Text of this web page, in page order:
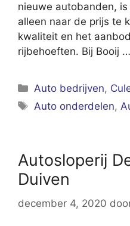
nieuwe autobanden,
alleen naar de prijs te
kwaliteit en het
rijbehoeften. Bij Booij …
Categorieën
Auto bedrijven,
Tags
Auto onderdelen,
Autosloperij
Duiven
december 4, 2020